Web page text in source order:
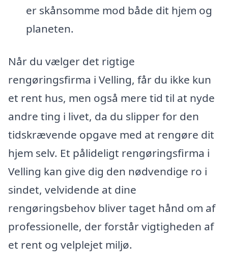
er skånsomme mod både dit hjem og
planeten.
Når du vælger det rigtige
rengøringsfirma i Velling, får du ikke kun
et rent hus, men også mere tid til at nyde
andre ting i livet, da du slipper for den
tidskrævende opgave med at rengøre dit
hjem selv. Et pålideligt rengøringsfirma i
Velling kan give dig den nødvendige ro i
sindet, velvidende at dine
rengøringsbehov bliver taget hånd om af
professionelle, der forstår vigtigheden af
et rent og velplejet miljø.